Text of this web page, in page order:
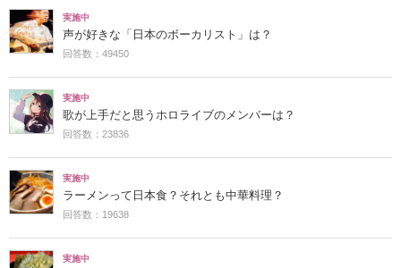
実施中
声が好きな「日本のボーカリスト」は？
回答数：49450
実施中
歌が上手だと思うホロライブのメンバーは？
回答数：23836
実施中
ラーメンって日本食？それとも中華料理？
回答数：19638
実施中